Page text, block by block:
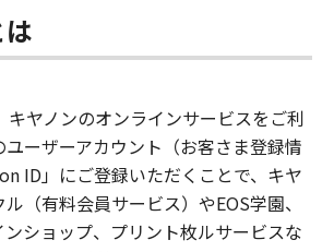
キヤノンのオンラインサービスをご利
ーザーアカウント（お客さま登録情
ID」にご登録いただくことで、キヤ
（有料会員サービス）やEOS学園、
ショップ、プリント枚ルサービスな